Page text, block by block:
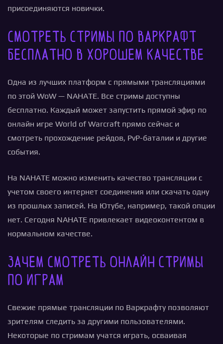
присоединяются новички.
Смотреть стримы по Варкрафт
бесплатно в хорошем качестве
Одна из лучших платформ с прямыми трансляциями
по этой WoW — NAHATE. Все стримы доступны
бесплатно. Каждый может запустить прямой эфир по
онлайн игре World of Warcraft прямо сейчас и
смотреть прохождение рейдов, PvP-баталии и другие
события.
На NAHATE можно изменить качество трансляции с
учетом своего интернет соединения или скачать одну
из прошлых записей. На Ютубе, например, такой опции
нет. Сегодня NAHATE привлекает видеоконтентом в
нормальном качестве.
Зачем смотреть онлайн стримы
по играм
Свежие прямые трансляции по Варкрафту позволяют
зрителям следить за другими пользователями.
Некоторые по стримам учатся играть, осваивая